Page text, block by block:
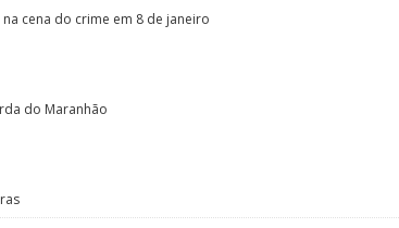
cena do crime em 8 de janeiro
do Maranhão